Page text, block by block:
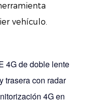
vehículo.
4G de doble lente
trasera con radar
4G en